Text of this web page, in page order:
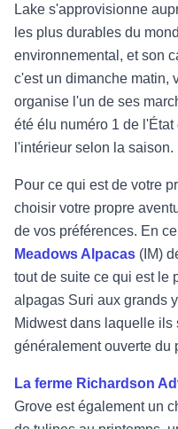
Lake s'approvisionne
les plus durables du
environnemental, et son
c'est un dimanche matin,
organise l'un de ses
été élu numéro 1 de
l'intérieur selon la saison.
Pour ce qui est de votre
choisir votre propre
de vos préférences. En
Meadows Alpacas (IM)
tout de suite ce qui est le
alpagas Suri aux grands
Midwest dans laquelle ils
généralement ouverte du
La ferme Richardson
Grove est également un